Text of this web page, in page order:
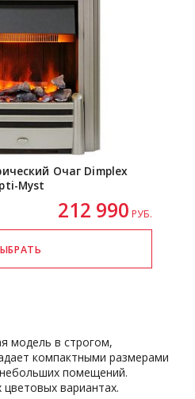
Очаг Dimplex
Myst
212 990 РУБ.
модель в строгом,
компактными размерами
помещений.
цветовых вариантах.